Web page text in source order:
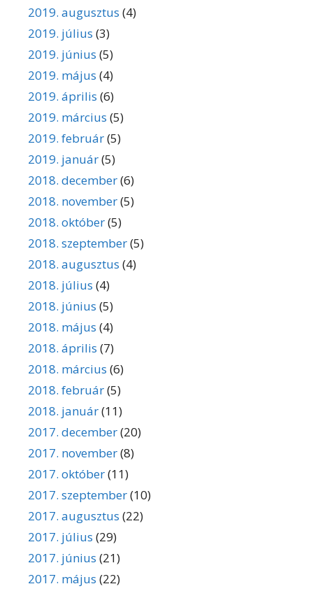
2019. augusztus (4)
2019. július (3)
2019. június (5)
2019. május (4)
2019. április (6)
2019. március (5)
2019. február(5)
2019. január(5)
2018. december(6)
2018. november(5)
2018. október(5)
2018. szeptember(5)
2018. augusztus (4)
2018. július (4)
2018. június (5)
2018. május (4)
2018. április (7)
2018. március (6)
2018. február(5)
2018. január(11)
2017. december(20)
2017. november(8)
2017. október(11)
2017. szeptember(10)
2017. augusztus (22)
2017. július (29)
2017. június (21)
2017. május (22)